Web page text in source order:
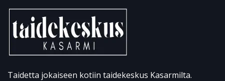
Taidetta jokaiseen kotiin taidekeskus Kasarmilta.